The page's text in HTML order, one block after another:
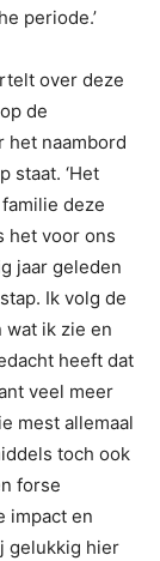
periode.’
over deze
de
het naambord
staat. ‘Het
deze
het voor ons
jaar geleden
Ik volg de
ik zie en
heeft dat
veel meer
mest allemaal
toch ook
forse
impact en
gelukkig hier